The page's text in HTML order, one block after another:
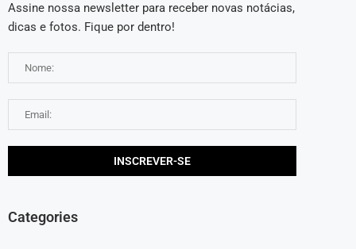
Assine nossa newsletter para receber novas notácias,
dicas e fotos. Fique por dentro!
Categories